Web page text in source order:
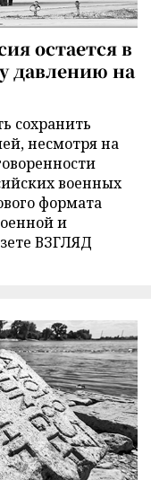
остается в
давлению на
сохранить
несмотря на
военных
формата
и
ВЗГЛЯД